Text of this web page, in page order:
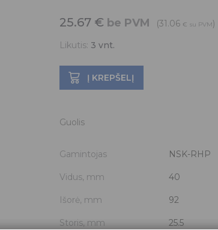
25.67 € be PVM (31.06 € su PVM)
Likutis: 3 vnt.
Į KREPŠELĮ
Guolis
Gamintojas NSK-RHP
Vidus, mm 40
Išorė, mm 92
Storis, mm 25.5